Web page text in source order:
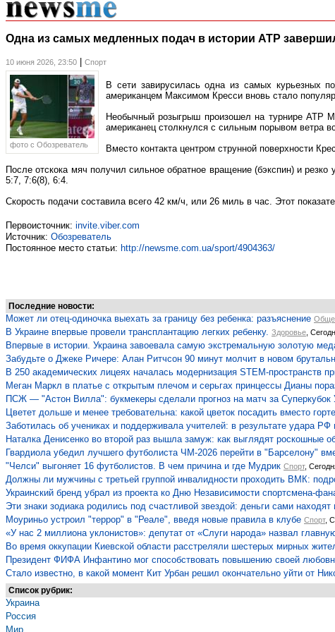
Одна из самых медленных подач в истории ATP
10 июня 2026, 23:50 Спорт
фото c Обозреватель
В сети завирусилась одна из самых курьезных
американцем Максимом Кресси вновь стало
Необычный розыгрыш произошел на турнире
американец столкнулся с сильным порывом ветра
Вместо контакта центром струнной поверхности
После отскока мяч получил сильное обратное вращение (бэкспин) и
5:7, 7:6(8), 6:4.
Скорость подачи составила всего 42 км/ч, или 26 миль в час. Этот
Первоисточник: invite.viber.com
Источник: Обозреватель
Постоянное место статьи: http://newsme.com.ua/sport/4904363/
Последние новости:
Может ли отец-одиночка выехать за границу без ребенка: разъяснение
В Украине впервые провели трансплантацию легких ребенку. Здоровье ,
Впервые в истории. Украина завоевала самую экстремальную золотую
Забудьте о Джеке Ричере: Алан Ритчсон 90 минут молчит в новом
В 250 академических лицеях началась модернизация STEM-пространств
Меган Маркл в платье с открытым плечом и серьгах принцессы Дианы
ПСЖ — "Астон Вилла": букмекеры сделали прогноз на матч за
Цветет дольше и менее требовательна: какой цветок посадить вместо
Заботилась об учениках и поддерживала учителей: в результате удара РФ
Наталка Денисенко во второй раз вышла замуж: как выглядят роскошные
Гвардиола убедил лучшего футболиста ЧМ-2026 перейти в "Барселону"
"Челси" выгоняет 16 футболистов. В чем причина и где Мудрик Спорт,
Должны ли мужчины с третьей группой инвалидности проходить ВМК:
Украинский бренд убрал из проекта ко Дню Независимости спортсмена-
Эти знаки зодиака родились под счастливой звездой: деньги сами находят
Моуриньо устроил "террор" в "Реале", введя новые правила в клубе Спорт,
«У нас 2 миллиона уклонистов»: депутат от «Слуги народа» назвал
Во время оккупации Киевской области расстреляли шестерых мирных
Президент ФИФА Инфантино мог способствовать повышению своей
Стало известно, в какой момент Кит Урбан решил окончательно уйти от
Список рубрик:
Украина
Россия
Мир